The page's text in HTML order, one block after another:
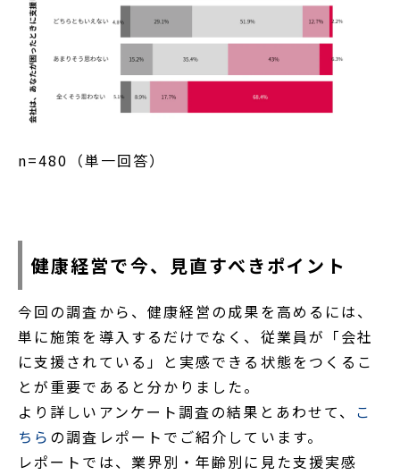
n=480（単一回答）
健康経営で今、見直すべきポイント
今回の調査から、健康経営の成果を高めるには、
単に施策を導入するだけでなく、従業員が「会社
に支援されている」と実感できる状態をつくるこ
とが重要であると分かりました。
より詳しいアンケート調査の結果とあわせて、 こ
ちら の調査レポートでご紹介しています。
レポートでは、業界別・年齢別に見た支援実感